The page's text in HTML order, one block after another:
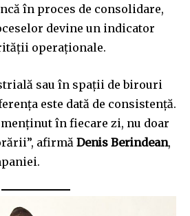
în proces de consolidare,
devine un indicator
operaționale.
sau în spații de birouri
este dată de consistență.
în fiecare zi, nu doar
afirmă Denis Berindean,